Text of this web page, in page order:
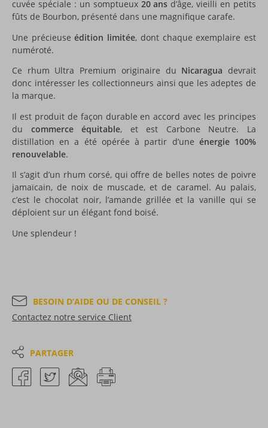
cuvée spéciale : un somptueux 20 ans d’âge, vieilli en petits
fûts de Bourbon, présenté dans une magnifique carafe.
Une précieuseédition limitée, dont chaque exemplaire est
numéroté.
Ce rhum Ultra Premium originaire du Nicaragua devrait
donc intéresser les collectionneurs ainsi que les adeptes de
la marque.
Il est produit de façon durable en accord avec les principes
du commerce équitable, et est Carbone Neutre. La
distillation en a été opérée à partir d’une énergie 100%
renouvelable.
Il s’agit d’un rhum corsé, qui offre de belles notes de poivre
jamaïcain, de noix de muscade, et de caramel. Au palais,
c’est le chocolat noir, l’amande grillée et la vanille qui se
déploient sur un élégant fond boisé.
Une splendeur !
BESOIN D’AIDE OU DE CONSEIL ?
Contactez notre service Client
PARTAGER